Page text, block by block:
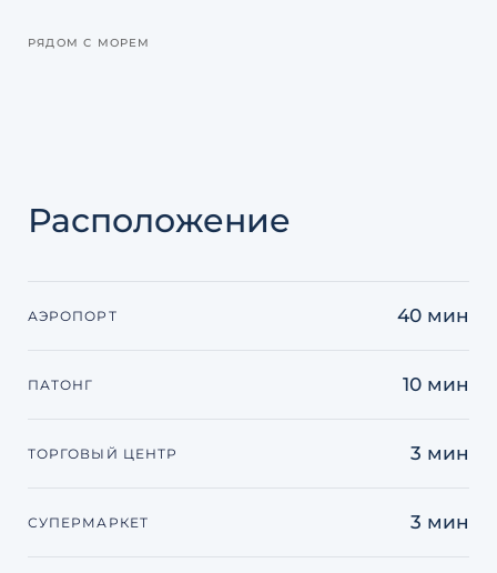
РЯДОМ С МОРЕМ
Расположение
АЭРОПОРТ 40 мин
ПАТОНГ 10 мин
ТОРГОВЫЙ ЦЕНТР 3 мин
СУПЕРМАРКЕТ 3 мин